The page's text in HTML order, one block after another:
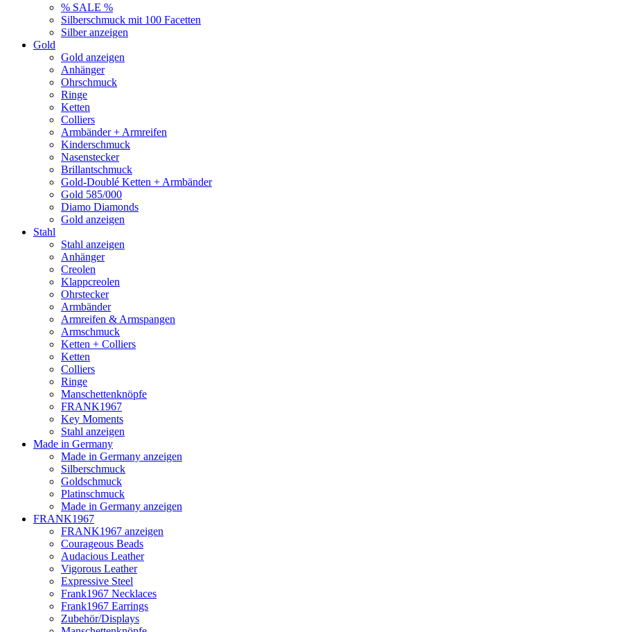
% SALE %
Silberschmuck mit 100 Facetten
Silber anzeigen
Gold
Gold anzeigen
Anhänger
Ohrschmuck
Ringe
Ketten
Colliers
Armbänder + Armreifen
Kinderschmuck
Nasenstecker
Brillantschmuck
Gold-Doublé Ketten + Armbänder
Gold 585/000
Diamo Diamonds
Gold anzeigen
Stahl
Stahl anzeigen
Anhänger
Creolen
Klappcreolen
Ohrstecker
Armbänder
Armreifen & Armspangen
Armschmuck
Ketten + Colliers
Ketten
Colliers
Ringe
Manschettenknöpfe
FRANK1967
Key Moments
Stahl anzeigen
Made in Germany
Made in Germany anzeigen
Silberschmuck
Goldschmuck
Platinschmuck
Made in Germany anzeigen
FRANK1967
FRANK1967 anzeigen
Courageous Beads
Audacious Leather
Vigorous Leather
Expressive Steel
Frank1967 Necklaces
Frank1967 Earrings
Zubehör/Displays